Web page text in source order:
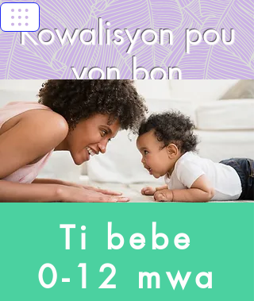
Kowalisyon pou
yon bon
kòmansman
nan Florida
Keys
Ti bebe
0-12 mwa